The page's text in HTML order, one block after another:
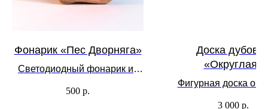
Фонарик «Пес Дворняга»
Светодиодный фонарик из
500 р.
Доска
«Округлая»
Фигурная доска
3 000 р.